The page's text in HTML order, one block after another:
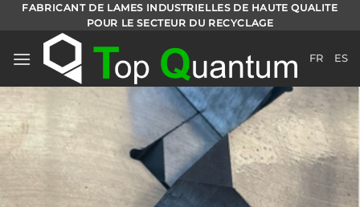
Passer
contenu
FABRICANT DE LAMES INDUSTRIELLES DE HAUTE QUALITE
POUR LE SECTEUR DU RECYCLAGE
FR ES